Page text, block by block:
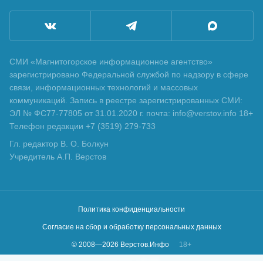
СМИ «Магнитогорское информационное агентство»
зарегистрировано Федеральной службой по надзору в сфере
связи, информационных технологий и массовых
коммуникаций. Запись в реестре зарегистрированных СМИ:
ЭЛ № ФС77-77805 от 31.01.2020 г. почта: info@verstov.info 18+
Телефон редакции +7 (3519) 279-733
Гл. редактор В. О. Болкун
Учредитель А.П. Верстов
Политика конфиденциальности
Согласие на сбор и обработку персональных данных
© 2008—2026 Верстов.Инфо
18+